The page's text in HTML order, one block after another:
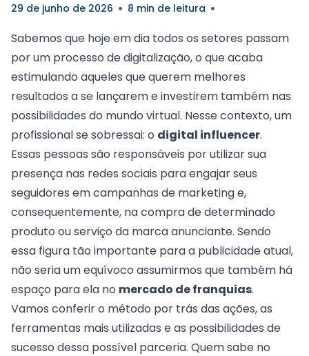
29 de junho de 2026 8 min de leitura
Sabemos que hoje em dia todos os setores passam
por um processo de digitalização, o que acaba
estimulando aqueles que querem melhores
resultados a se lançarem e investirem também nas
possibilidades do mundo virtual. Nesse contexto, um
profissional se sobressai: o digital influencer.
Essas pessoas são responsáveis por utilizar sua
presença nas redes sociais para engajar seus
seguidores emcampanhas de marketinge,
consequentemente, na compra de determinado
produto ou serviço da marca anunciante. Sendo
essa figura tão importante para a publicidade atual,
não seria um equívoco assumirmos que também há
espaço para ela no mercado de franquias.
Vamos conferir o método por trás das ações, as
ferramentas mais utilizadas e as possibilidades de
sucesso dessa possível parceria. Quem sabe no